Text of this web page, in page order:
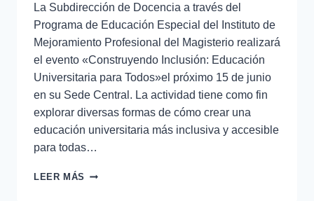
La Subdirección de Docencia a través del
Programa de Educación Especial del Instituto de
Mejoramiento Profesional del Magisterio realizará
el evento «Construyendo Inclusión: Educación
Universitaria para Todos»el próximo 15 de junio
en su Sede Central. La actividad tiene como fin
explorar diversas formas de cómo crear una
educación universitaria más inclusiva y accesible
para todas…
LEER MÁS